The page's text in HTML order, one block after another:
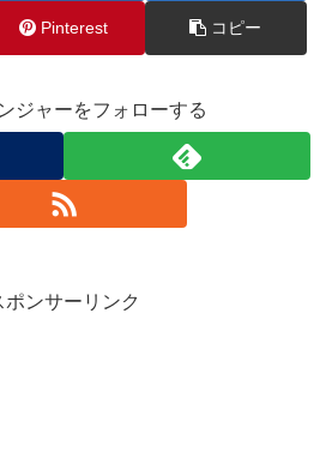
Pinterest コピー
ジャーをフォローする
ポンサーリンク